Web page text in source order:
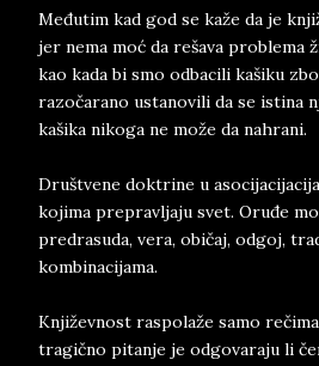
Međutim kad god se kaže da je
jer nema moć da rešava
kao kada bi smo odbacili kašiku
razočarano ustanovili da se istina
kašika nikoga ne može da nahrani.
Društvene doktrine u
kojima prepravljaju svet. Oruđe
predrasuda, vera, običaj, odgoj,
kombinacijama.
Književnost raspolaže samo
tragično pitanje je odgovaraju li